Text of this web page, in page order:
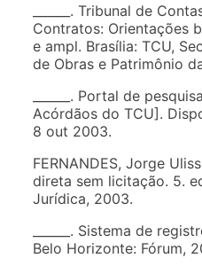
______. Tribunal de
Contratos: Orientações
e ampl. Brasília: TCU,
de Obras e Patrimônio
______. Portal de
Acórdãos do TCU].
8 out 2003.
FERNANDES, Jorge
direta sem licitação. 5.
Jurídica, 2003.
______. Sistema de
Belo Horizonte: Fórum,